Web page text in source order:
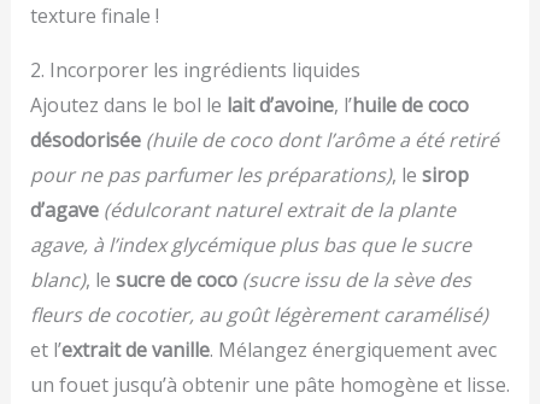
texture finale !
2. Incorporer les ingrédients liquides
Ajoutez dans le bol le lait d’avoine, l’huile de coco
désodorisée (huile de coco dont l’arôme a été retiré
pour ne pas parfumer les préparations), le sirop
d’agave (édulcorant naturel extrait de la plante
agave, à l’index glycémique plus bas que le sucre
blanc), le sucre de coco (sucre issu de la sève des
fleurs de cocotier, au goût légèrement caramélisé)
et l’extrait de vanille. Mélangez énergiquement avec
un fouet jusqu’à obtenir une pâte homogène et lisse.